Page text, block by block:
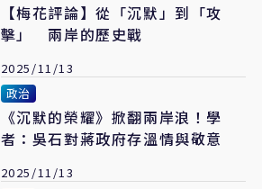
【梅花評論】從「沉默」到「攻
擊」 兩岸的歷史戰
2025/11/13
政治
《沉默的榮耀》掀翻兩岸浪！學
者：吳石對蔣政府存溫情與敬意
2025/11/13